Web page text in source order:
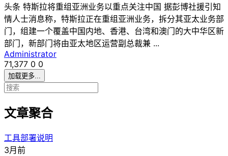
头条 特斯拉将重组亚洲业务以重点关注中国 据彭博社援引知
情人士消息称，特斯拉正在重组亚洲业务，拆分其亚太业务部
门，组建一个覆盖中国内地、香港、台湾和澳门的大中华区新
部门，新部门将由亚太地区运营副总裁兼 ...
Administrator
71,377 0 0
加载更多...
文章聚合
工具部署说明
3月前